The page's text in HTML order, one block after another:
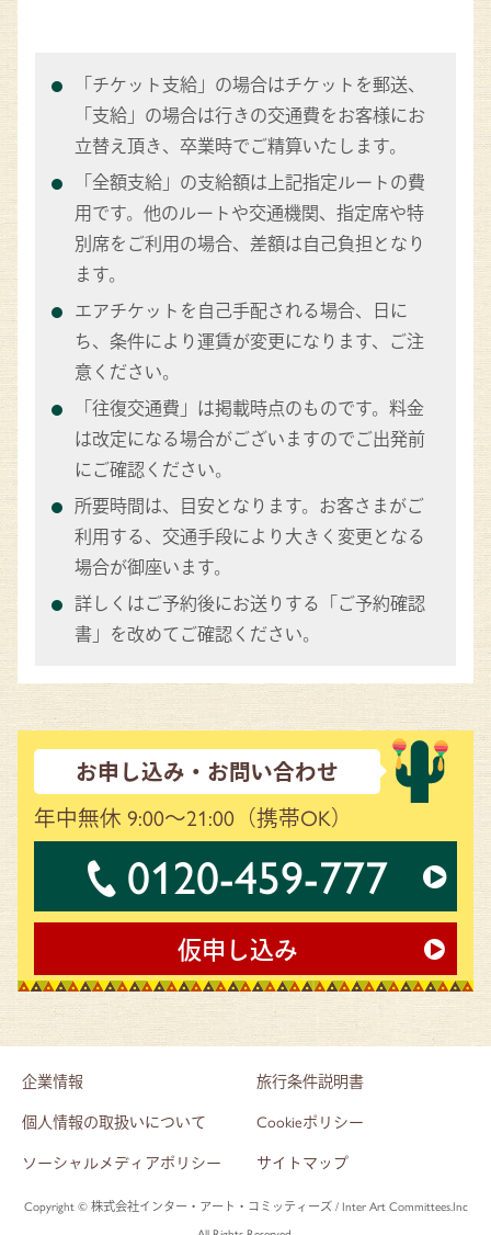
「チケット支給」の場合はチケットを郵送、
「支給」の場合は行きの交通費をお客様にお
立替え頂き、卒業時でご精算いたします。
「全額支給」の支給額は上記指定ルートの費
用です。他のルートや交通機関、指定席や特
別席をご利用の場合、差額は自己負担となり
ます。
エアチケットを自己手配される場合、日に
ち、条件により運賃が変更になります、ご注
意ください。
「往復交通費」は掲載時点のものです。料金
は改定になる場合がございますのでご出発前
にご確認ください。
所要時間は、目安となります。お客さまがご
利用する、交通手段により大きく変更となる
場合が御座います。
詳しくはご予約後にお送りする「ご予約確認
書」を改めてご確認ください。
お申し込み・お問い合わせ
年中無休 9:00～21:00 （携帯OK）
0120-459-777
仮申し込み
企業情報
旅行条件説明書
個人情報の取扱いについて
Cookieポリシー
ソーシャルメディアポリシー
サイトマップ
Copyright © 株式会社インター・アート・コミッティーズ / Inter Art Committees.Inc